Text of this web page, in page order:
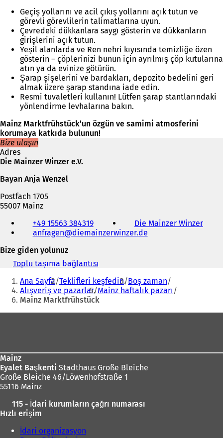
Geçiş yollarını ve acil çıkış yollarını açık tutun ve
görevli görevlilerin talimatlarına uyun.
Çevredeki dükkanlara saygı gösterin ve dükkanların
girişlerini açık tutun.
Yeşil alanlarda ve Ren nehri kıyısında temizliğe özen
gösterin – çöplerinizi bunun için ayrılmış çöp kutularına
atın ya da evinize götürün.
Şarap şişelerini ve bardakları, depozito bedelini geri
almak üzere şarap standına iade edin.
Resmi tuvaletleri kullanın! Lütfen şarap stantlarındaki
yönlendirme levhalarına bakın.
Mainz Marktfrühstück’un özgün ve samimi atmosferini
korumaya katkıda bulunun!
Bize ulaşın
Adres
Die Mainzer Winzer e.V.
Bayan Anja Wenzel
Postfach 1705
55007 Mainz
faks
e-
posta
adresi
+49 15563 384319 Die Mainzer Winzer(
e
anfragen diemainzerwinzer de
Bize giden yolunuz
Toplu taşıma bağlantısı
e
n
i
b
m
e
a
Buradasınız:
Ana Sayfa Teklifleri keşfedin Boş zaman
Alışveriş ve pazarlar Mainz haftalık pazarı
Mainz Marktfrühstück
Mainz
Eyalet Başkenti Stadthaus Große Bleiche
Große Bleiche 46/Löwenhofstraße 1
55116 Mainz
115 - İdari kurumların çağrı numarası
Hızlı erişim
İdari organizasyon